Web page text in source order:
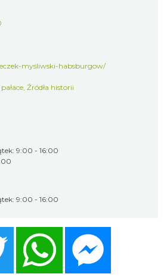
mysliwski-habsburgow/
, Źródła historii
9:00 - 16:00
9:00 - 16:00
Twitter WhatsApp